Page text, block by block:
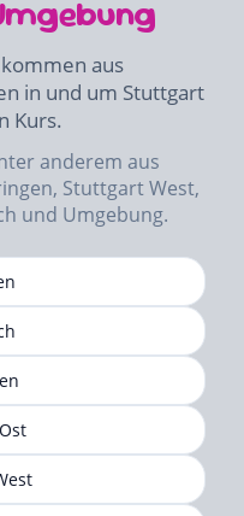
aus
in und um Stuttgart
Kurs.
anderem aus
Stuttgart West,
und Umgebung.